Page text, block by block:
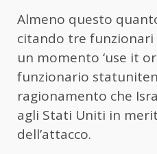
Almeno questo
citando tre funzionari
un momento ‘use it
funzionario
ragionamento che
agli Stati Uniti in
dell’attacco.